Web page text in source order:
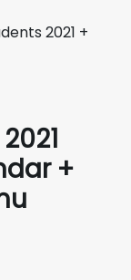
2021 +
+